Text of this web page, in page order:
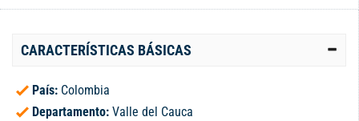
CARACTERÍSTICAS BÁSICAS
País: Colombia
Departamento: Valle del Cauca